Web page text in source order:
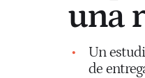
una
Un
de